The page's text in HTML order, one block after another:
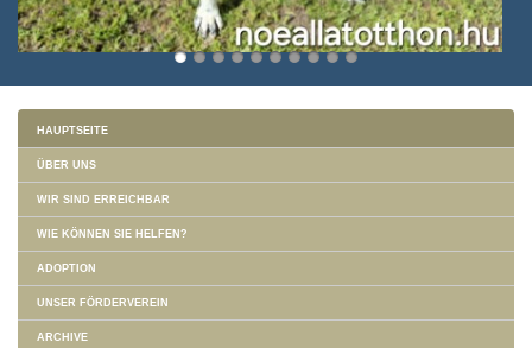
HAUPTSEITE
ÜBER UNS
WIR SIND ERREICHBAR
WIE KÖNNEN SIE HELFEN?
ADOPTION
UNSER FÖRDERVEREIN
ARCHIVE